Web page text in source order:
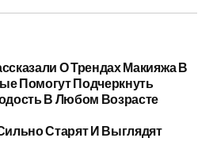
О Трендах Макияжа В
Помогут Подчеркнуть
В Любом Возрасте
Старят И Выглядят